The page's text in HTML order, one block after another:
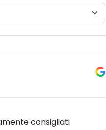
consigliati